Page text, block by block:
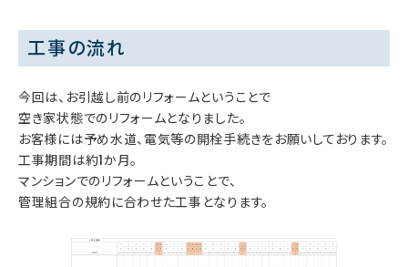
工事の流れ
今回は、お引越し前のリフォームということで
空き家状態でのリフォームとなりました。
お客様には予め水道、電気等の開栓手続きをお願いしております。
工事期間は約1か月。
マンションでのリフォームということで、
管理組合の規約に合わせた工事となります。